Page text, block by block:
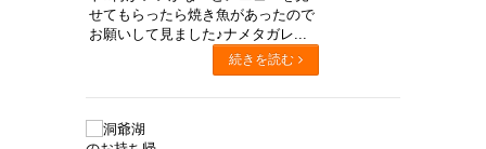
せてもらったら焼き魚があったので
お願いして見ました♪ナメタガレ...
続きを読む